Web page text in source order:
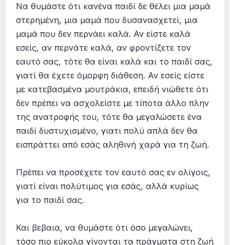
Να θυμάστε ότι κανένα παιδί δε θέλει μια μαμά
στερημένη, μια μαμά που δυσανασχετεί, μια
μαμά που δεν περνάει καλά. Αν είστε καλά
εσείς, αν περνάτε καλά, αν φροντίζετε τον
εαυτό σας, τότε θα είναι καλά και το παιδί σας,
γιατί θα έχετε όμορφη διάθεση. Αν εσείς είστε
με κατεβασμένα μουτράκια, επειδή νιώθετε ότι
δεν πρέπει να ασχολείστε με τίποτα άλλο πλην
της ανατροφής του, τότε θα μεγαλώσετε ένα
παιδί δυστυχισμένο, γιατι πολύ απλά δεν θα
εισπράττει από εσάς αληθινή χαρά για τη ζωή.
Πρέπει να προσέχετε τον εαυτό σας εν ολίγοις,
γιατί είναι πολύτιμος για εσάς, αλλά κυρίως
για το παιδί σας.
Και βεβαια, να θυμάστε ότι όσο μεγαλώνει,
τόσο πιο εύκολα γίνονται τα πράγματα στη ζωή